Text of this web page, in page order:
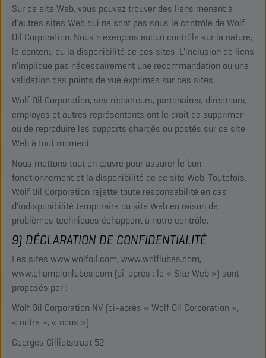
Sur ce site Web, vous pouvez trouver des liens menant à
d'autres sites Web qui ne sont pas sous le contrôle de Wolf
Oil Corporation. Nous n'exerçons aucun contrôle sur la nature,
le contenu ou la disponibilité de ces sites. L'inclusion de liens
n'implique pas nécessairement une recommandation ou une
validation des points de vue exprimés sur ces sites.
Wolf Oil Corporation, ses rédacteurs, partenaires, directeurs,
employés et autres représentants ont le droit de supprimer
ou de reproduire les supports chargés ou postés sur ce site
Web à tout moment.
Nous mettons tout en œuvre pour assurer le bon
fonctionnement et la disponibilité de ce site Web. Toutefois,
Wolf Oil Corporation rejette toute responsabilité en cas
d'indisponibilité temporaire du site Web en raison de
problèmes techniques échappant à notre contrôle.
9) DÉCLARATION DE CONFIDENTIALITÉ
Les sites www.wolfoil.com, www.wolflubes.com,
www.championlubes.com (ci-après : le « Site Web ») sont
proposés par :
Wolf Oil Corporation NV (ci-après « Wolf Oil Corporation »,
« notre », « nous »)
Georges Gilliotstraat 52